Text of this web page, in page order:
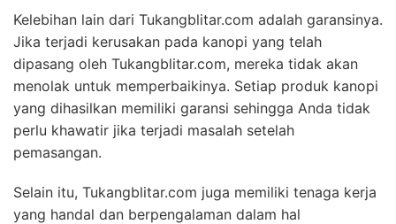
Kelebihan lain dari Tukangblitar.com adalah garansinya.
Jika terjadi kerusakan pada kanopi yang telah
dipasang oleh Tukangblitar.com, mereka tidak akan
menolak untuk memperbaikinya. Setiap produk kanopi
yang dihasilkan memiliki garansi sehingga Anda tidak
perlu khawatir jika terjadi masalah setelah
pemasangan.
Selain itu, Tukangblitar.com juga memiliki tenaga kerja
yang handal dan berpengalaman dalam hal